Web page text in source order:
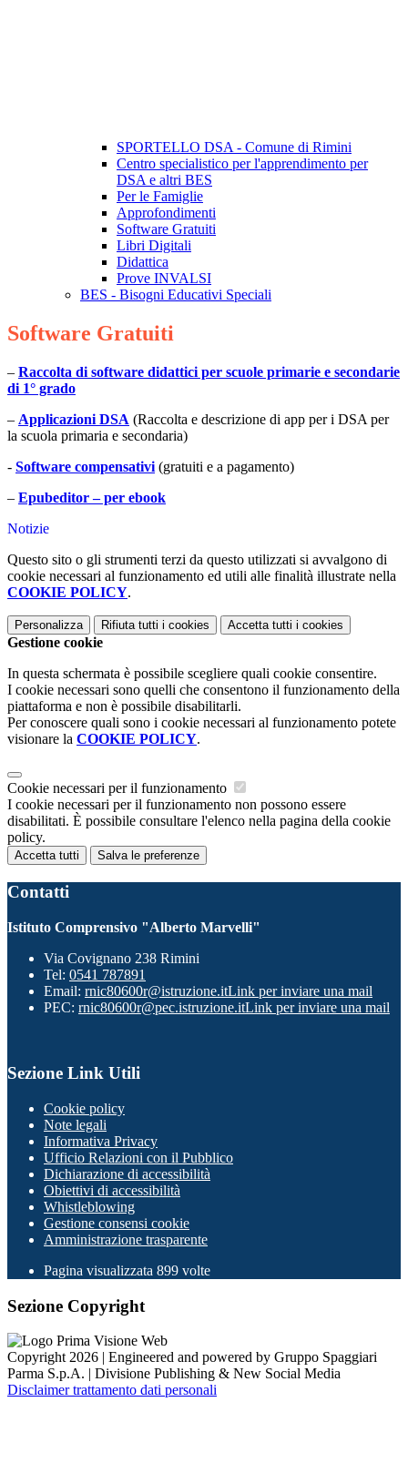
SPORTELLO DSA - Comune di Rimini
Centro specialistico per l'apprendimento per
DSA e altri BES
Per le Famiglie
Approfondimenti
Software Gratuiti
Libri Digitali
Didattica
Prove INVALSI
BES - Bisogni Educativi Speciali
Software Gratuiti
– Raccolta di software didattici per scuole primarie e secondarie
di 1° grado
– Applicazioni DSA (Raccolta e descrizione di app per i DSA per
la scuola primaria e secondaria)
- Software compensativi (gratuiti e a pagamento)
– Epubeditor – per ebook
Notizie
Questo sito o gli strumenti terzi da questo utilizzati si avvalgono di
cookie necessari al funzionamento ed utili alle finalità illustrate nella
COOKIE POLICY.
Personalizza Rifiuta tutti i cookies Accetta tutti i cookies
Gestione cookie
In questa schermata è possibile scegliere quali cookie consentire.
I cookie necessari sono quelli che consentono il funzionamento della
piattaforma e non è possibile disabilitarli.
Per conoscere quali sono i cookie necessari al funzionamento potete
visionare la COOKIE POLICY.
Cookie necessari per il funzionamento
I cookie necessari per il funzionamento non possono essere
disabilitati. È possibile consultare l'elenco nella pagina della cookie
policy.
Accetta tutti Salva le preferenze
Contatti
Istituto Comprensivo "Alberto Marvelli"
Via Covignano 238 Rimini
Tel: 0541 787891
Email: rnic80600r@istruzione.itLink per inviare una mail
PEC: rnic80600r@pec.istruzione.itLink per inviare una mail
Sezione Link Utili
Cookie policy
Note legali
Informativa Privacy
Ufficio Relazioni con il Pubblico
Dichiarazione di accessibilità
Obiettivi di accessibilità
Whistleblowing
Gestione consensi cookie
Amministrazione trasparente
Pagina visualizzata 899 volte
Sezione Copyright
Copyright 2026 | Engineered and powered by Gruppo Spaggiari
Parma S.p.A. | Divisione Publishing & New Social Media
Disclaimer trattamento dati personali